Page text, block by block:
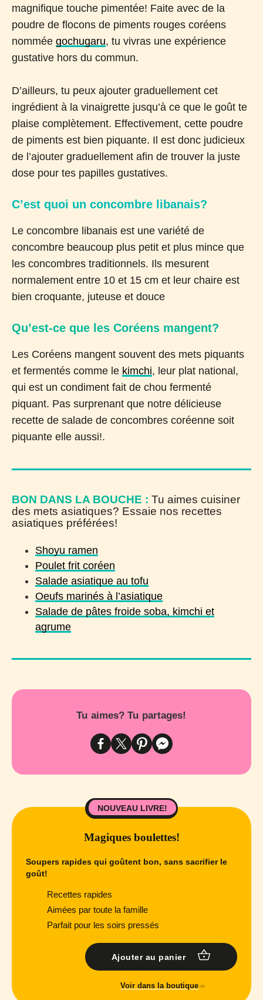
magnifique touche pimentée! Faite avec de la
poudre de flocons de piments rouges coréens
nommée gochugaru, tu vivras une expérience
gustative hors du commun.
D’ailleurs, tu peux ajouter graduellement cet
ingrédient à la vinaigrette jusqu’à ce que le goût te
plaise complètement. Effectivement, cette poudre
de piments est bien piquante. Il est donc judicieux
de l’ajouter graduellement afin de trouver la juste
dose pour tes papilles gustatives.
C’est quoi un concombre libanais?
Le concombre libanais est une variété de
concombre beaucoup plus petit et plus mince que
les concombres traditionnels. Ils mesurent
normalement entre 10 et 15 cm et leur chaire est
bien croquante, juteuse et douce
Qu’est-ce que les Coréens mangent?
Les Coréens mangent souvent des mets piquants
et fermentés comme le kimchi, leur plat national,
qui est un condiment fait de chou fermenté
piquant. Pas surprenant que notre délicieuse
recette de salade de concombres coréenne soit
piquante elle aussi!.
BON DANS LA BOUCHE : Tu aimes cuisiner
des mets asiatiques? Essaie nos recettes
asiatiques préférées!
Shoyu ramen
Poulet frit coréen
Salade asiatique au tofu
Oeufs marinés à l’asiatique
Salade de pâtes froide soba, kimchi et
agrume
Tu aimes? Tu partages!
NOUVEAU LIVRE!
Magiques boulettes!
Soupers rapides qui goûtent bon, sans sacrifier le
goût!
Recettes rapides
Aimées par toute la famille
Parfait pour les soirs pressés
Ajouter au panier
Voir dans la boutique